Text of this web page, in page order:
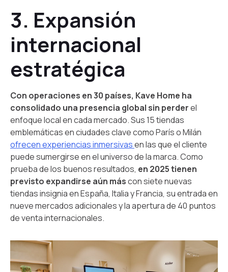
3. Expansión
internacional
estratégica
Con operaciones en 30 países, Kave Home ha
consolidado una presencia global sin perderel
enfoque local en cada mercado. Sus 15 tiendas
emblemáticas en ciudades clave como París o Milán
ofrecen experiencias inmersivasen las que el cliente
puede sumergirse en el universo de la marca. Como
prueba de los buenos resultados, en 2025 tienen
previsto expandirse aún máscon siete nuevas
tiendas insignia en España, Italia y Francia, su entrada en
nueve mercados adicionales y la apertura de 40 puntos
de venta internacionales.